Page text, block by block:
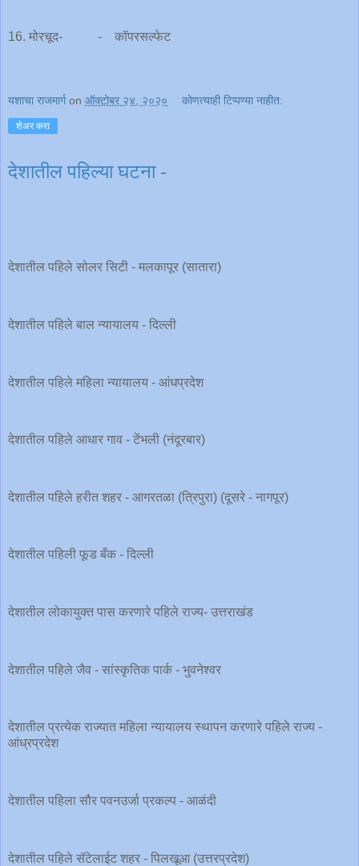
16. मोरचूद- - कॉपरसल्फेट
यशाचा राजमार्ग on ऑक्टोबर २४, २०२० कोणत्याही टिप्पण्‍या नाहीत:
शेअर करा
देशातील पहिल्या घटना -
देशातील पहिले सोलर सिटी - मलकापूर (सातारा)
देशातील पहिले बाल न्यायालय - दिल्ली
देशातील पहिले महिला न्यायालय - आंधप्रदेश
देशातील पहिले आधार गाव - टेंभली (नंदूरबार)
देशातील पहिले हरीत शहर - आगरतळा (त्रिपुरा) (दूसरे - नागपूर)
देशातील पहिली फूड बँक - दिल्ली
देशातील लोकायुक्त पास करणारे पहिले राज्य- उत्तराखंड
देशातील पहिले जैव - सांस्कृतिक पार्क - भुवनेश्‍वर
देशातील प्रत्येक राज्यात महिला न्यायालय स्थापन करणारे पहिले राज्य -
आंध्रप्रदेश
देशातील पहिला सौर पवनउर्जा प्रकल्प - आळंदी
देशातील पहिले सॅटेलाईट शहर - पिलखूआ (उत्तरप्रदेश)